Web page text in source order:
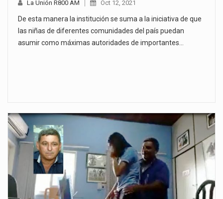
La Unión R800 AM Oct 12, 2021
De esta manera la institución se suma a la iniciativa de que
las niñas de diferentes comunidades del país puedan
asumir como máximas autoridades de importantes…